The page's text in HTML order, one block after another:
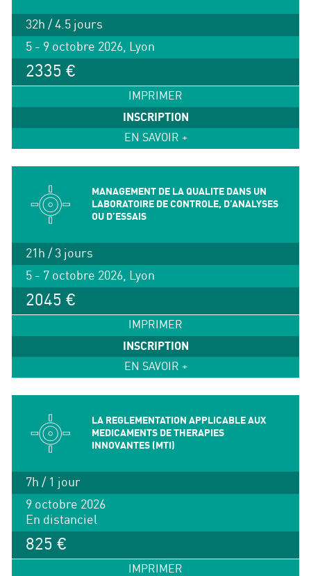
32h / 4.5 jours
5 - 9 octobre 2026, Lyon
2335 €
IMPRIMER
INSCRIPTION
EN SAVOIR +
MANAGEMENT DE LA QUALITE DANS UN
LABORATOIRE DE CONTROLE, D’ANALYSES
OU D’ESSAIS
21h / 3 jours
5 - 7 octobre 2026, Lyon
2045 €
IMPRIMER
INSCRIPTION
EN SAVOIR +
LA REGLEMENTATION APPLICABLE AUX
MEDICAMENTS DE THERAPIES
INNOVANTES (MTI)
7h / 1 jour
9 octobre 2026
En distanciel
825 €
IMPRIMER